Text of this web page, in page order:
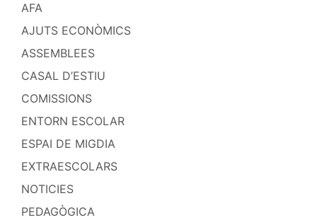
AFA
AJUTS ECONÒMICS
ASSEMBLEES
CASAL D’ESTIU
COMISSIONS
ENTORN ESCOLAR
ESPAI DE MIGDIA
EXTRAESCOLARS
NOTICIES
PEDAGÒGICA